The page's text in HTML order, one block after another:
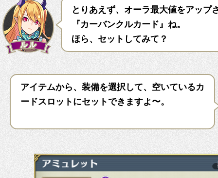
とりあえず、オーラ最大値をアップ
『カーバンクルカード』ね。
ほら、セットしてみて？
アイテムから、装備を選択して、空いているカ
ードスロットにセットできますよ〜。